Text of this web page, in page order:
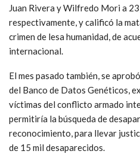
Juan Rivera y Wilfredo Mori a
respectivamente, y calificó la
crimen de lesa humanidad, de
internacional.
El mes pasado también, se
del Banco de Datos Genéticos,
víctimas del conflicto armado
permitiría la búsqueda de
reconocimiento, para llevar
de 15 mil desaparecidos.